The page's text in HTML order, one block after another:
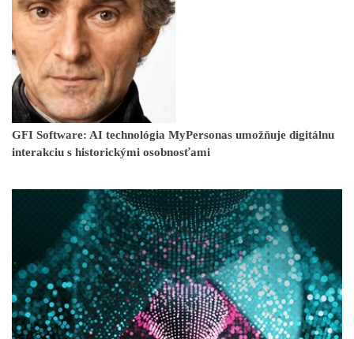
GFI Software: AI technológia MyPersonas umožňuje digitálnu
interakciu s historickými osobnosťami